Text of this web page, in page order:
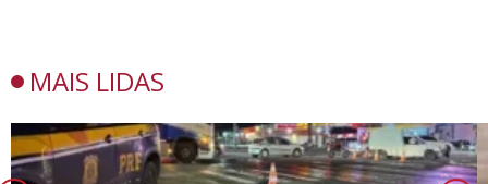
MAIS LIDAS